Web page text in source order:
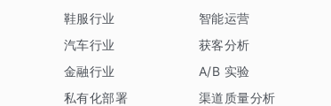
鞋服行业
汽车行业
金融行业
私有化部署
智能运营
获客分析
A/B 实验
渠道质量分析